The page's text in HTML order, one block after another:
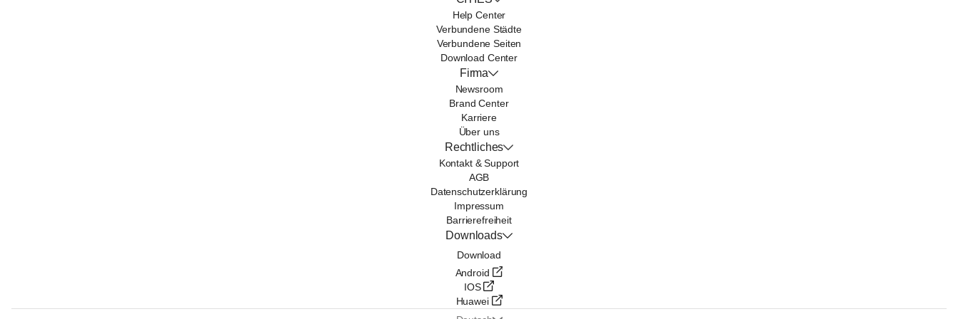
Help Center
Verbundene Städte
Verbundene Seiten
Download Center
Firma
Newsroom
Brand Center
Karriere
Über uns
Rechtliches
Kontakt & Support
AGB
Datenschutzerklärung
Impressum
Barrierefreiheit
Downloads
Download
Android
IOS
Huawei